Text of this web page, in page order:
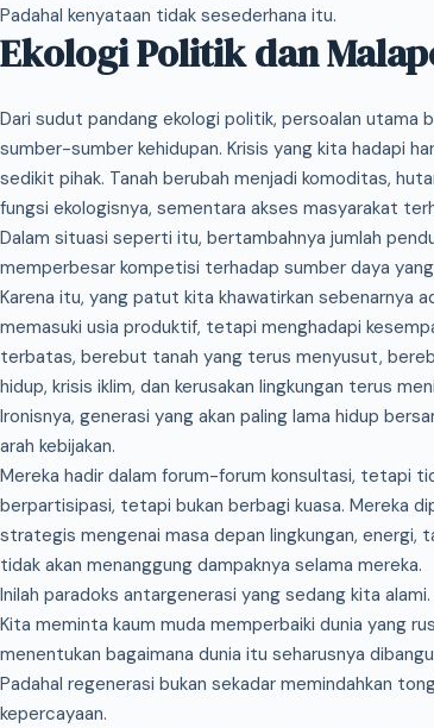
Padahal kenyataan tidak sesederhana itu.
Ekologi Politik dan
Dari sudut pandang ekologi politik, persoalan utama
sumber-sumber kehidupan. Krisis yang kita hadapi
sedikit pihak. Tanah berubah menjadi komoditas,
fungsi ekologisnya, sementara akses masyarakat
Dalam situasi seperti itu, bertambahnya jumlah
memperbesar kompetisi terhadap sumber daya
Karena itu, yang patut kita khawatirkan sebenarnya
memasuki usia produktif, tetapi menghadapi
terbatas, berebut tanah yang terus menyusut,
hidup, krisis iklim, dan kerusakan lingkungan terus
Ironisnya, generasi yang akan paling lama hidup
arah kebijakan.
Mereka hadir dalam forum-forum konsultasi, tetapi
berpartisipasi, tetapi bukan berbagi kuasa. Mereka
strategis mengenai masa depan lingkungan, energi,
tidak akan menanggung dampaknya selama mereka.
Inilah paradoks antargenerasi yang sedang kita alami.
Kita meminta kaum muda memperbaiki dunia yang
menentukan bagaimana dunia itu seharusnya
Padahal regenerasi bukan sekadar memindahkan
kepercayaan.